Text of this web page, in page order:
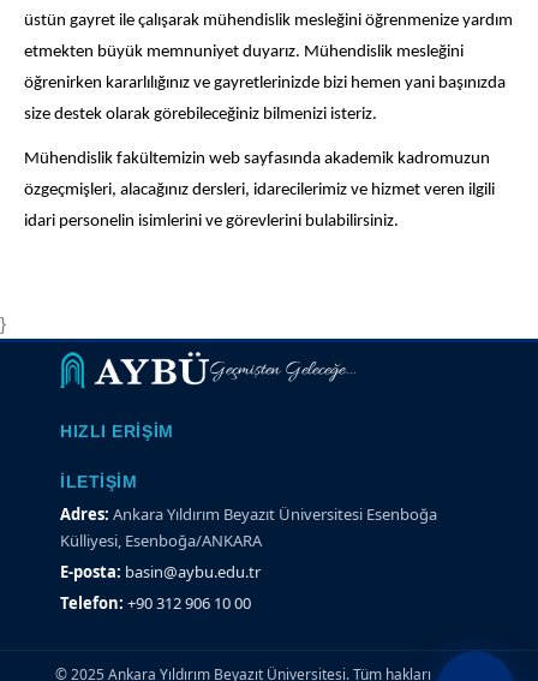
üstün gayret ile çalışarak mühendislik mesleğini öğrenmenize yardım
etmekten büyük memnuniyet duyarız. Mühendislik mesleğini
öğrenirken kararlılığınız ve gayretlerinizde bizi hemen yani başınızda
size destek olarak görebileceğiniz bilmenizi isteriz.
Mühendislik fakültemizin web sayfasında akademik kadromuzun
özgeçmişleri, alacağınız dersleri, idarecilerimiz ve hizmet veren ilgili
idari personelin isimlerini ve görevlerini bulabilirsiniz.
}
Geçmişten Geleceğe...
HIZLI ERIŞIM
İLETIŞIM
Adres: Ankara Yıldırım Beyazıt Üniversitesi Esenboğa
Külliyesi, Esenboğa/ANKARA
E-posta: basin@aybu.edu.tr
Telefon: +90 312 906 10 00
© 2025 Ankara Yıldırım Beyazıt Üniversitesi. Tüm hakları